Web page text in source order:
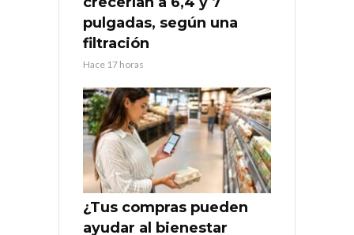
pulgadas, según una
filtración
Hace 17 horas
¿Tus compras pueden
ayudar al bienestar